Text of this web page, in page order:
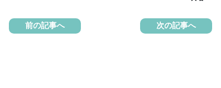
前の記事へ 次の記事へ